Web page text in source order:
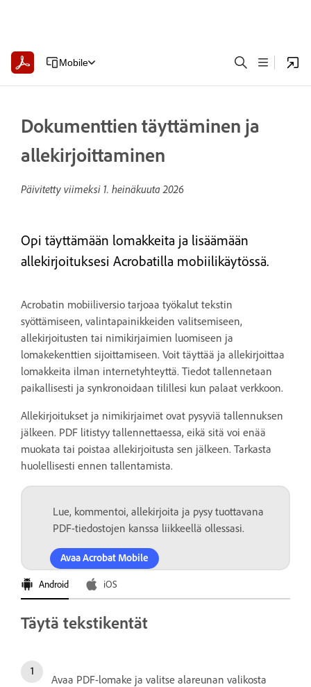
Mobile
Dokumenttien täyttäminen ja
allekirjoittaminen
Päivitetty viimeksi 1. heinäkuuta 2026
Opi täyttämään lomakkeita ja lisäämään
allekirjoituksesi Acrobatilla mobiilikäytössä.
Acrobatin mobiiliversio tarjoaa työkalut tekstin
syöttämiseen, valintapainikkeiden valitsemiseen,
allekirjoitusten tai nimikirjaimien luomiseen ja
lomakekenttien sijoittamiseen. Voit täyttää ja allekirjoittaa
lomakkeita ilman internetyhteyttä. Tiedot tallennetaan
paikallisesti ja synkronoidaan tilillesi kun palaat verkkoon.
Allekirjoitukset ja nimikirjaimet ovat pysyviä tallennuksen
jälkeen. PDF litistyy tallennettaessa, eikä sitä voi enää
muokata tai poistaa allekirjoitusta sen jälkeen. Tarkasta
huolellisesti ennen tallentamista.
Lue, kommentoi, allekirjoita ja pysy tuottavana
PDF-tiedostojen kanssa liikkeellä ollessasi.
Avaa Acrobat Mobile
Android iOS
Täytä tekstikentät
Avaa PDF-lomake ja valitse alareunan valikosta